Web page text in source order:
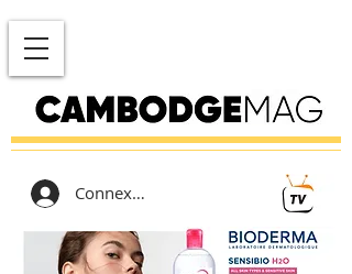
Connexion